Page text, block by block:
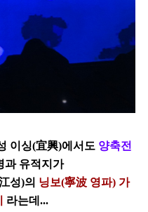
이싱(宜興)에서도 양축전
과 유적지가
성)의 닝보(寧波 영파) 가
라는데...